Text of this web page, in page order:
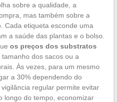
sobre a qualidade, a
mas também sobre a
Cada etiqueta esconde uma
a saúde das plantas e o bolso.
os preços dos substratos
dos sacos ou a
Às vezes, para um mesmo
a 30% dependendo do
regular permite evitar
longo do tempo, economizar